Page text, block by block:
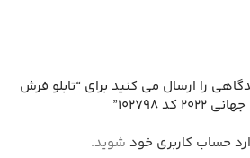
را ارسال می کنید برای “تابلو فرش
102798”
حساب کاربری خود شوید.